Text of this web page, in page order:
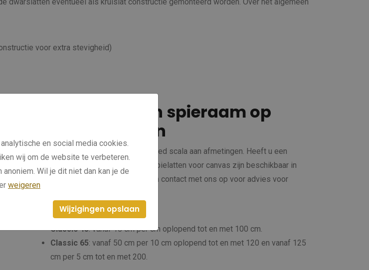
voor extra stevigheid)
Afmetingen en spieraam op
maat bestellen
Bij Vadia kunt u kiezen uit een breed scala aan afmetingen. Heeft u een
spieraam op maat nodig? Onze spielatten voor canvas zijn beschikbaar in
unieke maten na bestelling. Neem contact met ons op voor advies voor
Direct leverbare afmetingen:
Classic 45: vanaf 18 cm per cm oplopend tot en met 100 cm.
Classic 65: vanaf 50 cm per 10 cm oplopend tot en met 120 en vanaf 125
cm per 5 cm tot en met 200.
en social media cookies.
wij om de website te verbeteren.
Wil je dit niet dan kan je de
weigeren
Wijzigingen opslaan